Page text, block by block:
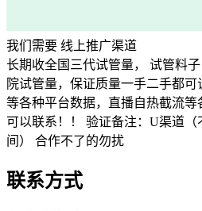
我们需要 线上推广渠道
长期收全国三代试管量， 试管料
院试管量，保证质量一手二手都
等各种平台数据，直播自热截流
可以联系！！ 验证备注：U渠道
间） 合作不了的勿扰
联系方式